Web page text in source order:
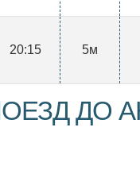
20:15 5м
ДО